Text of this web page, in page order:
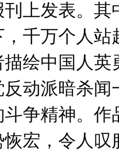
上发表。
千万个人
描绘中国人
反动派暗杀
斗争精神。
恢宏，令人叹